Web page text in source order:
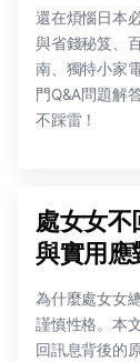
還在煩惱日本
與省錢秘笈、
南、獨特小家
門Q&A問題解
不踩雷！
處女女不
與實用應
為什麼處女女
謹慎性格。本
回訊息背後的